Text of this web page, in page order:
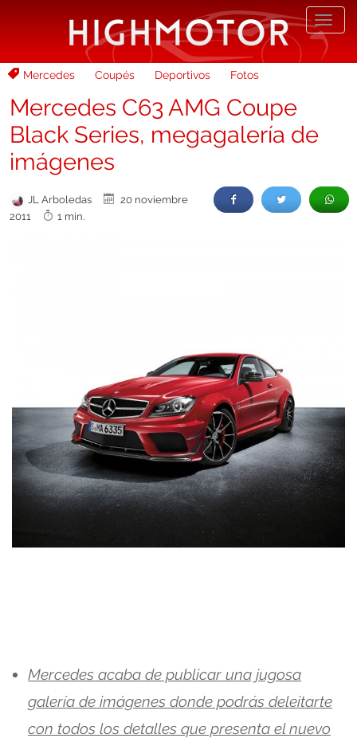
Mercedes Coupés Deportivos Fotos
Mercedes C63 AMG Coupe
Black Series, megagalería de
imágenes
JL Arboledas
20 noviembre
2011
1 min.
Mercedes acaba de publicar una jugosa
galería de imágenes donde podrás deleitarte
con todos los detalles que presenta el nuevo